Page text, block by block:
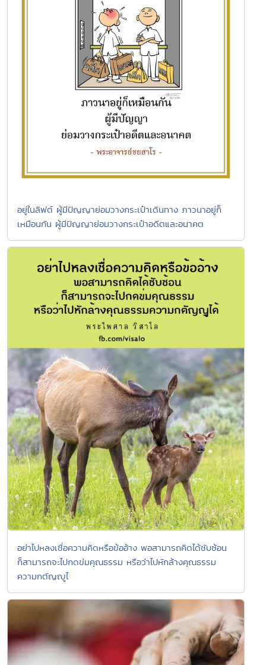
อยู่ในลิฟต์ ผู้มีปัญญาย่อมวางกระเป๋าเดินทาง ภาวนาอยู่ก็
เหมือนกัน ผู้มีปัญญาย่อมวางกระเป๋าอดีตและอนาคต
อย่าไปหลงเชื่อความคิดหรือข้ออ้าง พอสามารถคิดได้ซับซ้อน
ก็สามารถจะไปกดข่มคุณธรรม หรือว่าไปหักล้างคุณธรรม
ความกตัญญูไ